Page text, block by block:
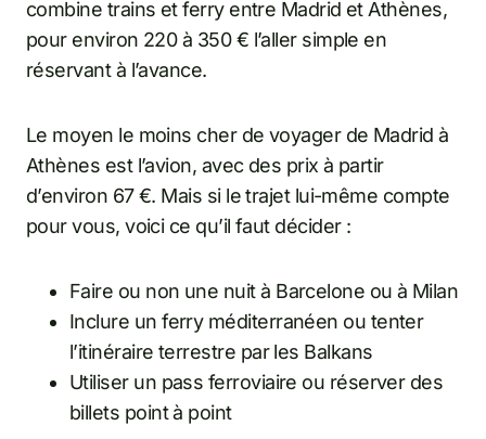
combine trains et ferry entre Madrid et Athènes,
pour environ 220 à 350 € l’aller simple en
réservant à l’avance.
Le moyen le moins cher de voyager de Madrid à
Athènes est l’avion, avec des prix à partir
d’environ 67 €. Mais si le trajet lui-même compte
pour vous, voici ce qu’il faut décider :
Faire ou non une nuit à Barcelone ou à Milan
Inclure un ferry méditerranéen ou tenter
l’itinéraire terrestre par les Balkans
Utiliser un pass ferroviaire ou réserver des
billets point à point